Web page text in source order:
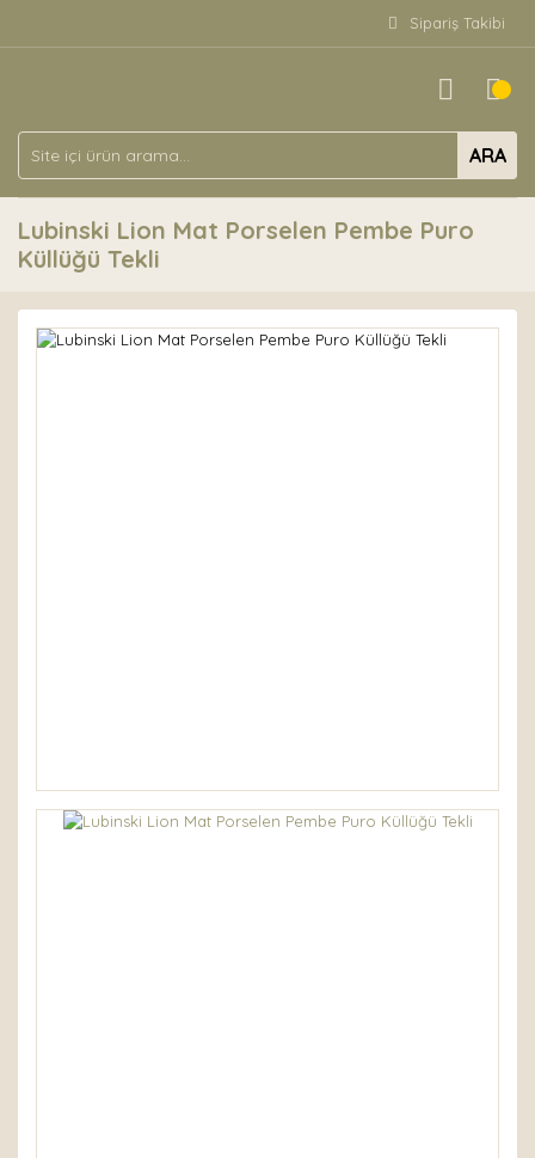
Sipariş Takibi
ARA
Lubinski Lion Mat Porselen Pembe Puro
Küllüğü Tekli